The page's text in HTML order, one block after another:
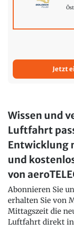
Jetzt
Wissen und
Luftfahrt
Entwicklung
und
von
Abonnieren Sie
erhalten Sie von
Mittagszeit die
Luftfahrt direkt